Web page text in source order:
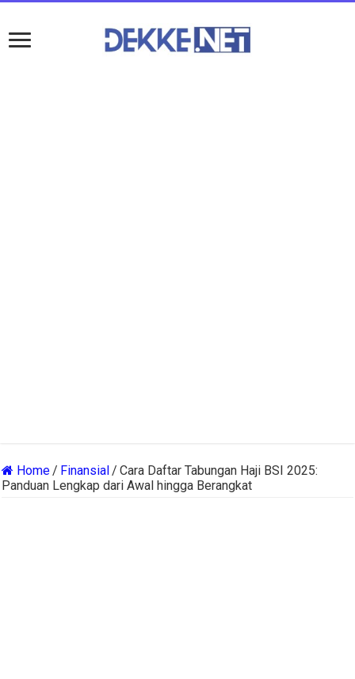
Home/ Finansial/ Cara Daftar Tabungan Haji BSI 2025:
Panduan Lengkap dari Awal hingga Berangkat